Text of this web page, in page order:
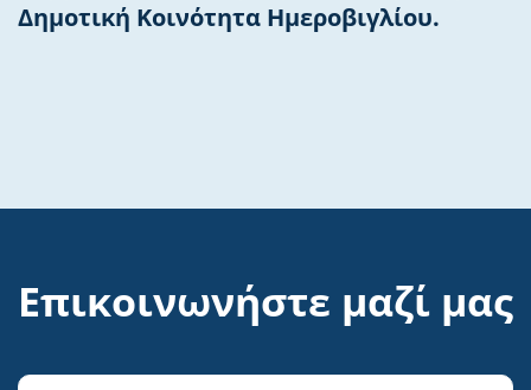
Δημοτική Κοινότητα Ημεροβιγλίου.
Επικοινωνήστε μαζί μας